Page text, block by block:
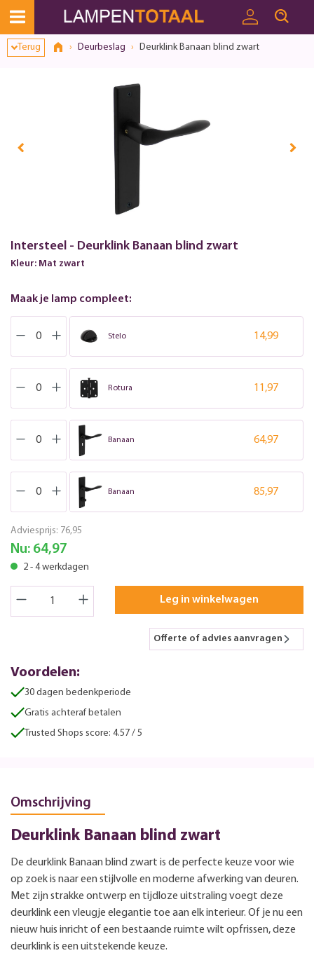
Terug Deurbeslag Deurklink Banaan blind zwart
Intersteel - Deurklink Banaan blind zwart
Kleur: Mat zwart
Maak je lamp compleet:
Stelo 14,99
Rotura 11,97
Banaan 64,97
Banaan 85,97
Adviesprijs: 76,95
Nu: 64,97
2 - 4 werkdagen
Leg in winkelwagen
Offerte of advies aanvragen
Voordelen:
30 dagen bedenkperiode
Gratis achteraf betalen
Trusted Shops score: 4.57 / 5
Omschrijving
Deurklink Banaan blind zwart
De deurklink Banaan blind zwart is de perfecte keuze voor wie
op zoek is naar een stijlvolle en moderne afwerking van deuren.
Met zijn strakke ontwerp en tijdloze uitstraling voegt deze
deurklink een vleugje elegantie toe aan elk interieur. Of je nu een
nieuw huis inricht of een bestaande ruimte wilt opfrissen, deze
deurklink is een uitstekende keuze.